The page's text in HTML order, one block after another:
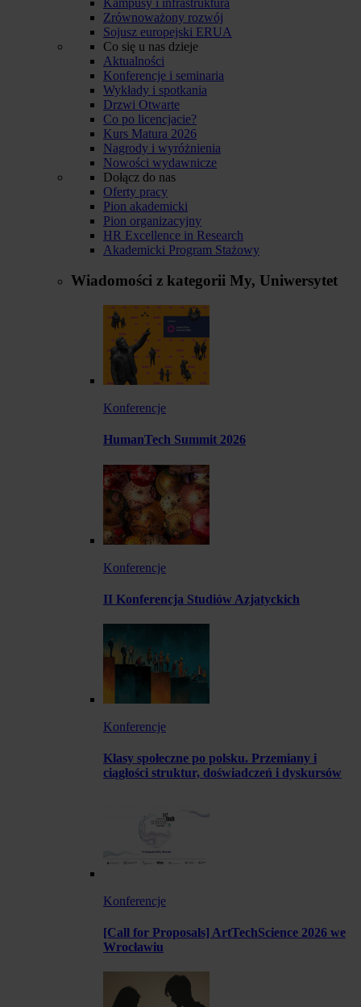
Zrównoważony rozwój
Sojusz europejski ERUA
Co się u nas dzieje
Aktualności
Konferencje i seminaria
Wykłady i spotkania
Drzwi Otwarte
Co po licencjacie?
Kurs Matura 2026
Nagrody i wyróżnienia
Nowości wydawnicze
Dołącz do nas
Oferty pracy
Pion akademicki
Pion organizacyjny
HR Excellence in Research
Akademicki Program Stażowy
Wiadomości z kategorii My, Uniwersytet
Konferencje
HumanTech Summit 2026
Konferencje
II Konferencja Studiów Azjatyckich
Konferencje
Klasy społeczne po polsku. Przemiany i
ciągłości struktur, doświadczeń i dyskursów
Konferencje
[Call for Proposals] ArtTechScience 2026 we
Wrocławiu